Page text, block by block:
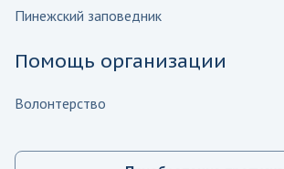
Пинежский заповедник
Помощь организации
Волонтерство